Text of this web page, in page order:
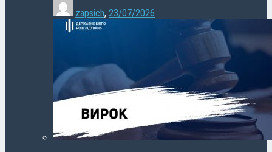
zapsich, 23/07/2026